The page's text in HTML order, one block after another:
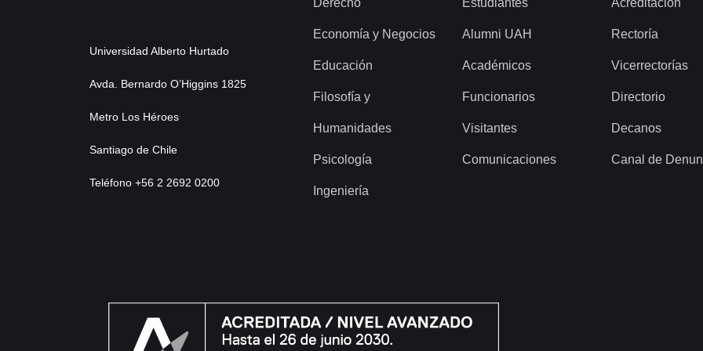
Universidad Alberto Hurtado
Avda. Bernardo O’Higgins 1825
Metro Los Héroes
Santiago de Chile
Teléfono +56 2 2692 0200
Derecho
Economía y Negocios
Educación
Filosofía y
Humanidades
Psicología
Ingeniería
Estudiantes
Alumni UAH
Académicos
Funcionarios
Visitantes
Comunicaciones
Acreditación
Rectoría
Vicerrectorías
Directorio
Decanos
Canal de